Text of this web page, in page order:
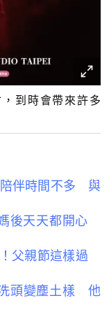
到時會帶來許多
陪伴時間不多 與
後天天都開心
父親節這樣過
頭變塵土樣 他